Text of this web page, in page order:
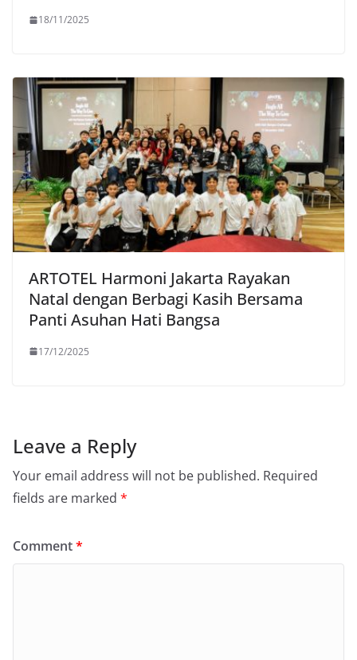
18/11/2025
ARTOTEL Harmoni Jakarta Rayakan
Natal dengan Berbagi Kasih Bersama
Panti Asuhan Hati Bangsa
17/12/2025
Leave a Reply
Your email address will not be published. Required
fields are marked *
Comment*